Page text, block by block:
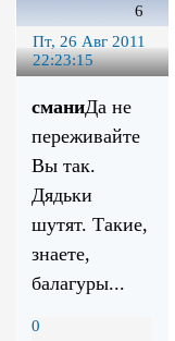
6
Пт, 26 Авг 2011
22:23:15
сманиДа не
переживайте
Вы так.
Дядьки
шутят. Такие,
знаете,
балагуры...
0